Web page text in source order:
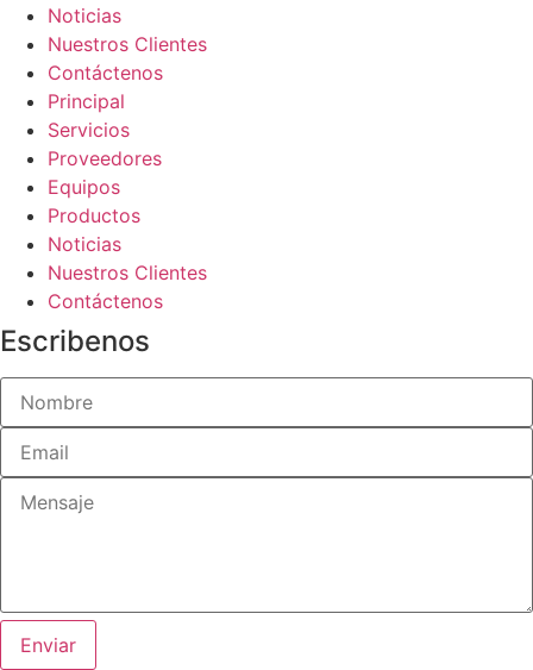
Noticias
Nuestros Clientes
Contáctenos
Principal
Servicios
Proveedores
Equipos
Productos
Noticias
Nuestros Clientes
Contáctenos
Escribenos
Enviar